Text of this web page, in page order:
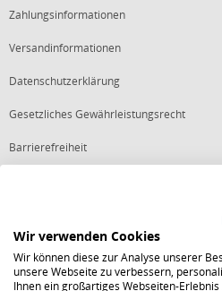
Zahlungsinformationen
Versandinformationen
Datenschutzerklärung
Gesetzliches Gewährleistungsrecht
Barrierefreiheit
Starker Service
Shops mit dem
10, 15 oder 20 Jahren
Wir verwenden Cookies
Wir können diese zur Analyse unserer
unsere Webseite zu verbessern,
Ihnen ein großartiges Webseiten-